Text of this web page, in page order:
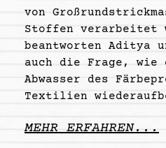
von
Stoffen verarbeitet
beantworten Aditya
auch die Frage,
Abwasser des
Textilien
MEHR ERFAHREN...